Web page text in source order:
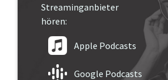
Streaminganbieter
hören:
Apple Podcasts
Google Podcasts